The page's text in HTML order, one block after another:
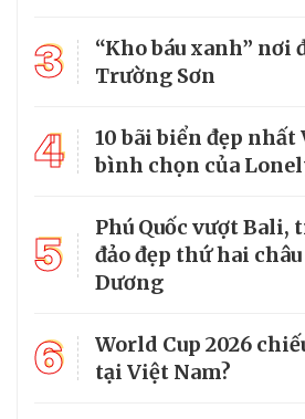
3
“Kho báu xanh” nơi
Trường Sơn
4
10 bãi biển đẹp
bình chọn của
5
Phú Quốc vượt Bali,
đảo đẹp thứ hai
Dương
6
World Cup 2026
tại Việt Nam?